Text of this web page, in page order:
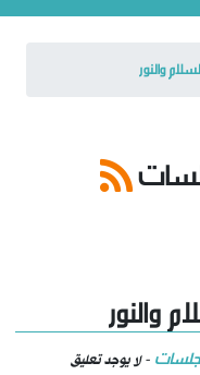
والنور
والنور
- لا يوجد تعليق